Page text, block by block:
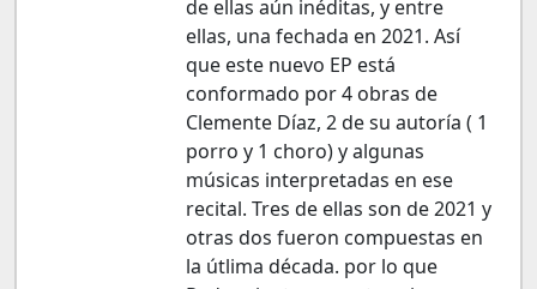
de ellas aún inéditas, y entre
ellas, una fechada en 2021. Así
que este nuevo EP está
conformado por 4 obras de
Clemente Díaz, 2 de su autoría ( 1
porro y 1 choro) y algunas
músicas interpretadas en ese
recital. Tres de ellas son de 2021 y
otras dos fueron compuestas en
la útlima década. por lo que